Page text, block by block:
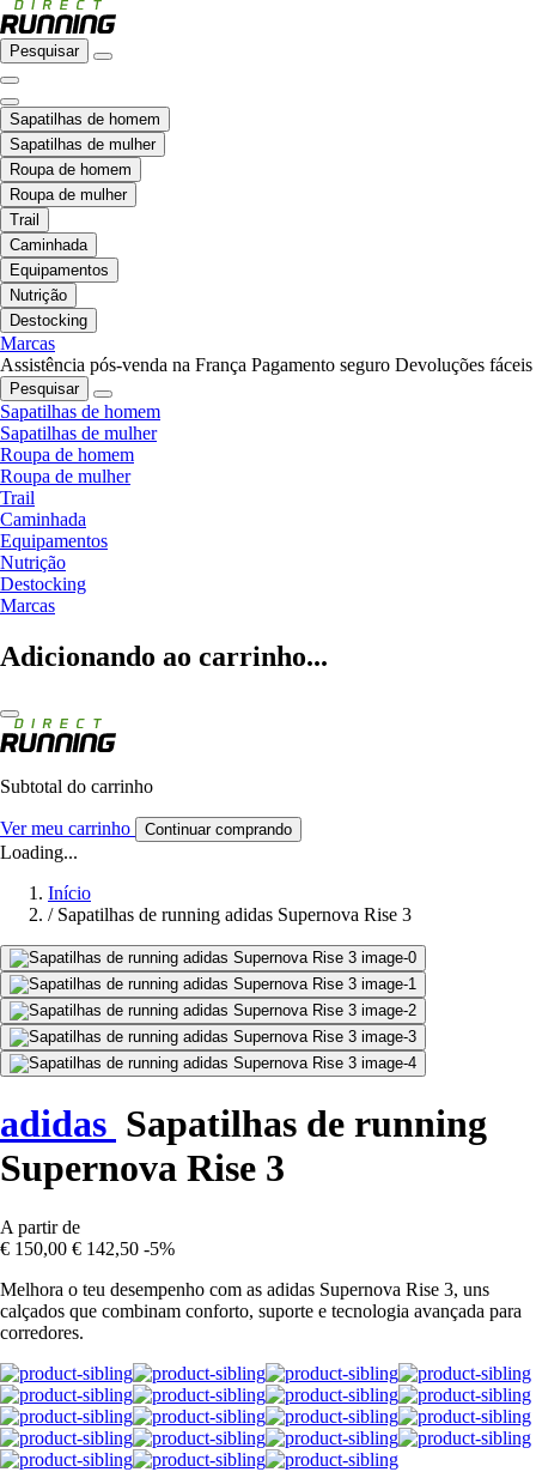
Pesquisar
Sapatilhas de homem
Sapatilhas de mulher
Roupa de homem
Roupa de mulher
Trail
Caminhada
Equipamentos
Nutrição
Destocking
Marcas
Assistência pós-venda na França Pagamento seguro Devoluções fáceis
Pesquisar
Sapatilhas de homem
Sapatilhas de mulher
Roupa de homem
Roupa de mulher
Trail
Caminhada
Equipamentos
Nutrição
Destocking
Marcas
Adicionando ao carrinho...
Subtotal do carrinho
Ver meu carrinho Continuar comprando
Loading...
Início
/ Sapatilhas de running adidas Supernova Rise 3
adidas Sapatilhas de running
Supernova Rise 3
A partir de
€ 150,00 € 142,50 -5%
Melhora o teu desempenho com as adidas Supernova Rise 3, uns
calçados que combinam conforto, suporte e tecnologia avançada para
corredores.